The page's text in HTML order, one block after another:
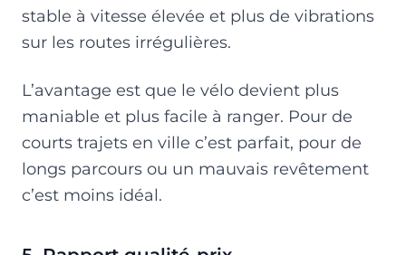
stable à vitesse élevée et plus de vibrations
sur les routes irrégulières.
L’avantage est que le vélo devient plus
maniable et plus facile à ranger. Pour de
courts trajets en ville c’est parfait, pour de
longs parcours ou un mauvais revêtement
c’est moins idéal.